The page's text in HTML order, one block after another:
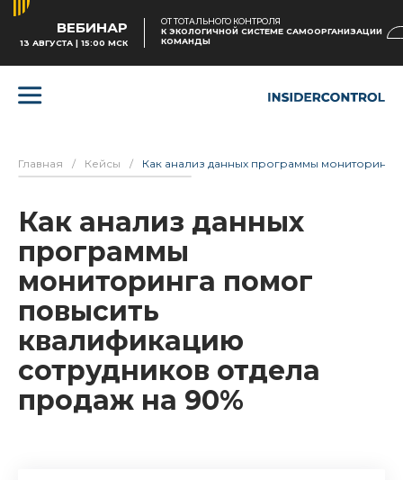
ВЕБИНАР
13 АВГУСТА | 15:00 МСК
ОТ ТОТАЛЬНОГО КОНТРОЛЯ
К ЭКОЛОГИЧНОЙ СИСТЕМЕ САМООРГАНИЗАЦИИ
КОМАНДЫ
Главная / Кейсы / Как анализ данных программы
Как анализ данных
программы
мониторинга помог
повысить
квалификацию
сотрудников отдела
продаж на 90%